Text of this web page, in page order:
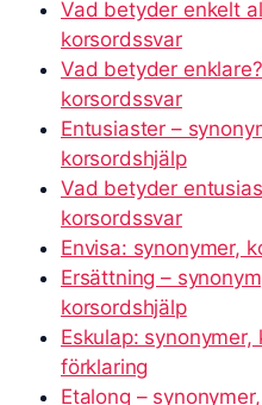
Vad betyder enkelt
korsordssvar
Vad betyder
korsordssvar
Entusiaster –
korsordshjälp
Vad betyder
korsordssvar
Envisa: synonymer,
Ersättning –
korsordshjälp
Eskulap:
förklaring
Etalong –